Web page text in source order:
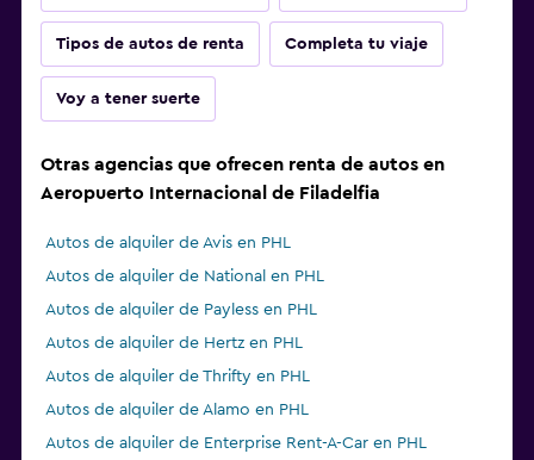
Tipos de autos de renta Completa tu viaje
Voy a tener suerte
Otras agencias que ofrecen renta de autos en
Aeropuerto Internacional de Filadelfia
Autos de alquiler de Avis en PHL
Autos de alquiler de National en PHL
Autos de alquiler de Payless en PHL
Autos de alquiler de Hertz en PHL
Autos de alquiler de Thrifty en PHL
Autos de alquiler de Alamo en PHL
Autos de alquiler de Enterprise Rent-A-Car en PHL